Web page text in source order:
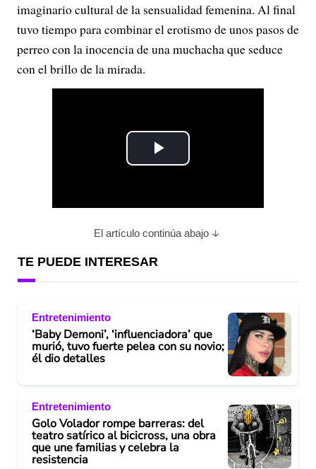
imaginario cultural de la sensualidad femenina. Al final
tuvo tiempo para combinar el erotismo de unos pasos de
perreo con la inocencia de una muchacha que seduce
con el brillo de la mirada.
P
a
d
o
El artículo continúa abajo
TE PUEDE INTERESAR
Entretenimiento
‘Baby Demoni’, ‘influenciadora’ que
murió, tuvo fuerte pelea con su novio;
él dio detalles
Entretenimiento
Golo Volador rompe barreras: del
teatro satírico al bicicross, una obra
que une familias y celebra la
resistencia